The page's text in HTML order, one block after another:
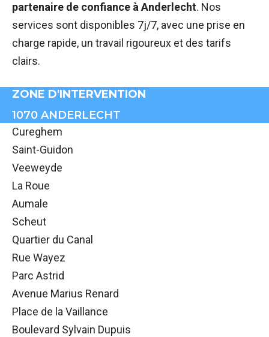
partenaire de confiance à Anderlecht. Nos
services sont disponibles 7j/7, avec une prise en
charge rapide, un travail rigoureux et des tarifs
clairs.
ZONE D'INTERVENTION
1070 ANDERLECHT
Cureghem
Saint-Guidon
Veeweyde
La Roue
Aumale
Scheut
Quartier du Canal
Rue Wayez
Parc Astrid
Avenue Marius Renard
Place de la Vaillance
Boulevard Sylvain Dupuis